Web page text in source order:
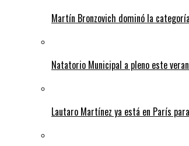
Martín Bronzovich dominó la
Natatorio Municipal a pleno este
Lautaro Martínez ya está en París